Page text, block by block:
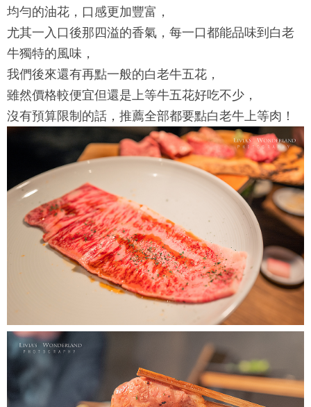
均勻的油花，口感更加豐富，
尤其一入口後那四溢的香氣，每一口都能品味到白老
牛獨特的風味，
我們後來還有再點一般的白老牛五花，
雖然價格較便宜但還是上等牛五花好吃不少，
沒有預算限制的話，推薦全部都要點白老牛上等肉！